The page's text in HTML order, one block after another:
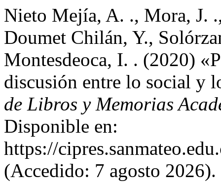
Nieto Mejía, A. ., Mora, J.
Doumet Chilán, Y.,
Montesdeoca, I. . (2020)
discusión entre lo social y
de Libros y Memorias
Disponible en:
https://
(Accedido: 7 agosto 2026).